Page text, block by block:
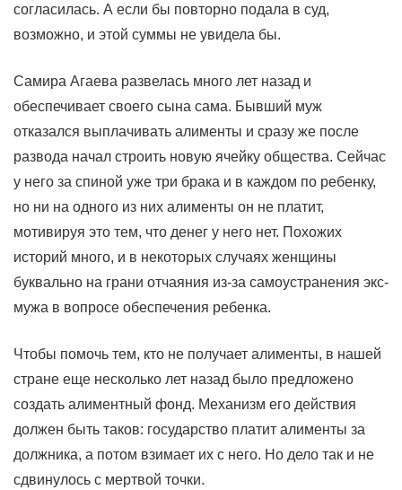
согласилась. А если бы повторно подала в суд,
возможно, и этой суммы не увидела бы.
Самира Агаева развелась много лет назад и
обеспечивает своего сына сама. Бывший муж
отказался выплачивать алименты и сразу же после
развода начал строить новую ячейку общества. Сейчас
у него за спиной уже три брака и в каждом по ребенку,
но ни на одного из них алименты он не платит,
мотивируя это тем, что денег у него нет. Похожих
историй много, и в некоторых случаях женщины
буквально на грани отчаяния из-за самоустранения экс-
мужа в вопросе обеспечения ребенка.
Чтобы помочь тем, кто не получает алименты, в нашей
стране еще несколько лет назад было предложено
создать алиментный фонд. Механизм его действия
должен быть таков: государство платит алименты за
должника, а потом взимает их с него. Но дело так и не
сдвинулось с мертвой точки.